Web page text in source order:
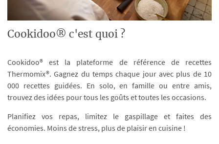
Cookidoo® c'est quoi ?
Cookidoo® est la plateforme de référence de recettes
Thermomix®. Gagnez du temps chaque jour avec plus de 10
000 recettes guidées. En solo, en famille ou entre amis,
trouvez des idées pour tous les goûts et toutes les occasions.
Planifiez vos repas, limitez le gaspillage et faites des
économies. Moins de stress, plus de plaisir en cuisine !